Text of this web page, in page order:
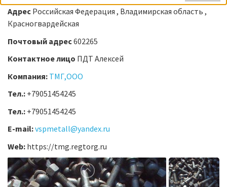
Адрес Российская Федерация , Владимирская область ,
Красногвардейская
Почтовый адрес602265
Контактное лицо ПДТ Алексей
Компания: ТМГ,ООО
Тел.: +79051454245
Тел.: +79051454245
E-mail:vspmetall@yandex.ru
Web: https://tmg.regtorg.ru